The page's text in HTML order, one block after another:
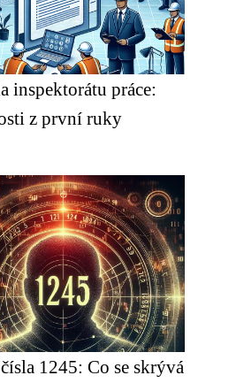
inspektorátu práce:
z první ruky
1245: Co se skrývá